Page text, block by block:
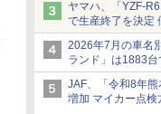
ヤマハ、「YZF-
で生産終了を決定
2026年7月の車名
ランド」は1883
は2591台で27位に
JAF、「令和8年
増加 マイカー点